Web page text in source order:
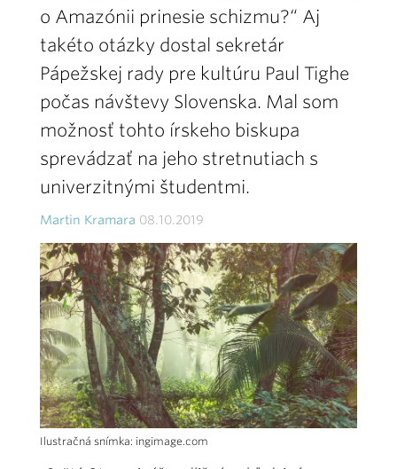
o Amazónii prinesie schizmu?“ Aj
takéto otázky dostal sekretár
Pápežskej rady pre kultúru Paul Tighe
počas návštevy Slovenska. Mal som
možnosť tohto írskeho biskupa
sprevádzať na jeho stretnutiach s
univerzitnými študentmi.
Martin Kramara 08.10.2019
Ilustračná snímka: ingimage.com